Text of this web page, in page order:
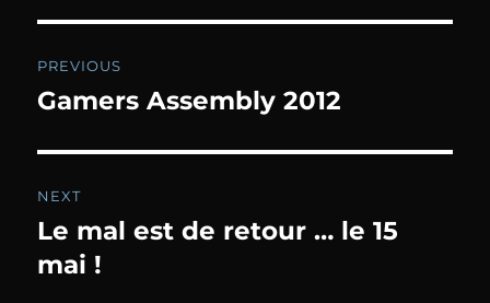
navigation
PREVIOUS
Previous
Gamers Assembly 2012
NEXT
Next
post:
Le mal est de retour … le 15
mai !